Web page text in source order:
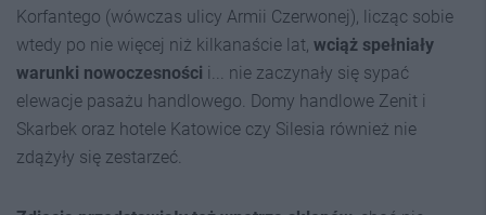
Korfantego (wówczas ulicy Armii Czerwonej), licząc sobie
wtedy po nie więcej niż kilkanaście lat, wciąż spełniały
warunki nowoczesności i... nie zaczynały się sypać
elewacje pasażu handlowego. Domy handlowe Zenit i
Skarbek oraz hotele Katowice czy Silesia również nie
zdążyły się zestarzeć.